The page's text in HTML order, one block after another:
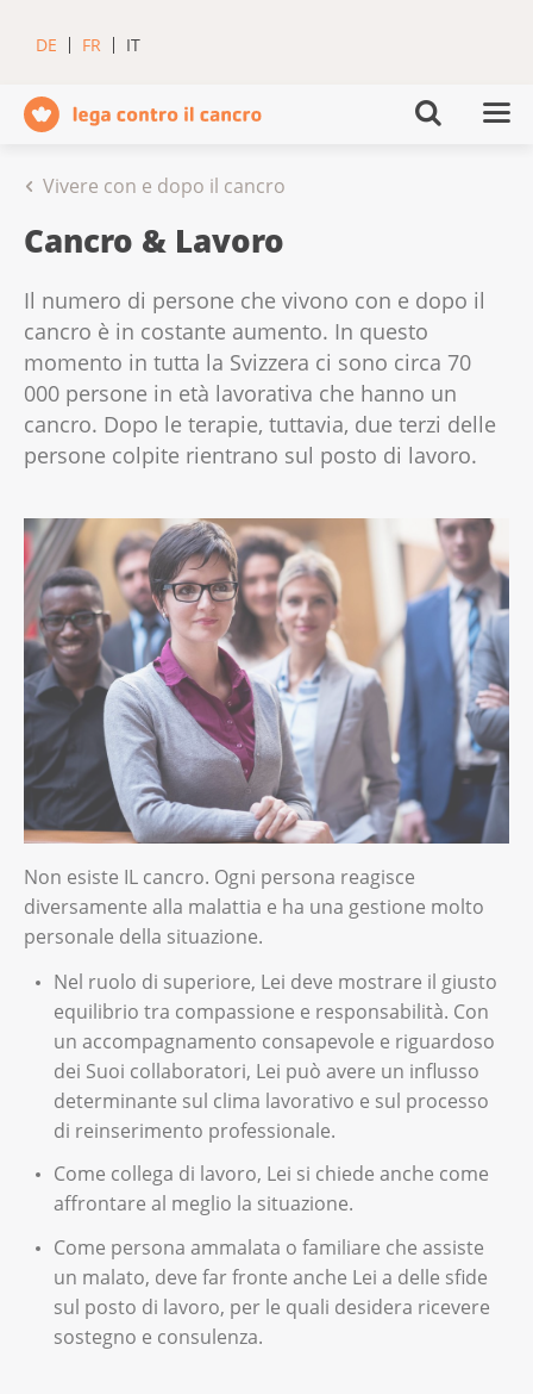
DE FR IT
Vivere con e dopo il cancro
Cancro & Lavoro
Il numero di persone che vivono con e dopo il
cancro è in costante aumento. In questo
momento in tutta la Svizzera ci sono circa 70
000 persone in età lavorativa che hanno un
cancro. Dopo le terapie, tuttavia, due terzi delle
persone colpite rientrano sul posto di lavoro.
Non esiste IL cancro. Ogni persona reagisce
diversamente alla malattia e ha una gestione molto
personale della situazione.
Nel ruolo di superiore, Lei deve mostrare il giusto
equilibrio tra compassione e responsabilità. Con
un accompagnamento consapevole e riguardoso
dei Suoi collaboratori, Lei può avere un influsso
determinante sul clima lavorativo e sul processo
di reinserimento professionale.
Come collega di lavoro, Lei si chiede anche come
affrontare al meglio la situazione.
Come persona ammalata o familiare che assiste
un malato, deve far fronte anche Lei a delle sfide
sul posto di lavoro, per le quali desidera ricevere
sostegno e consulenza.